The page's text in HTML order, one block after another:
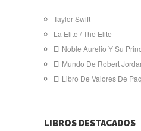
Taylor Swift
La Elite / The Elite
El Noble Aurelio Y Su
El Mundo De Robert
El Libro De Valores De
LIBROS DESTACADOS